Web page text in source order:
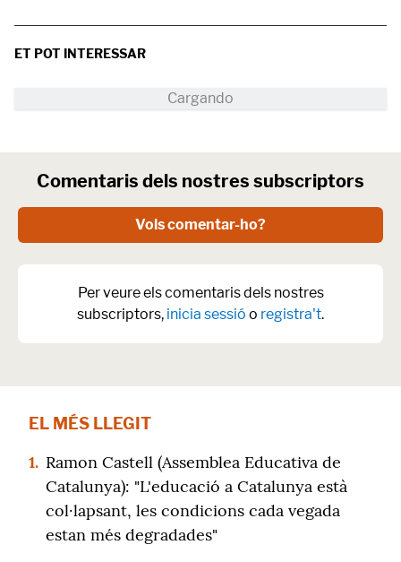
ET POT INTERESSAR
Comentaris dels nostres subscriptors
Vols comentar-ho?
Per veure els comentaris dels nostres
subscriptors, inicia sessió o registra't.
EL MÉS LLEGIT
1. Ramon Castell (Assemblea Educativa de
Catalunya): "L'educació a Catalunya està
col·lapsant, les condicions cada vegada
estan més degradades"